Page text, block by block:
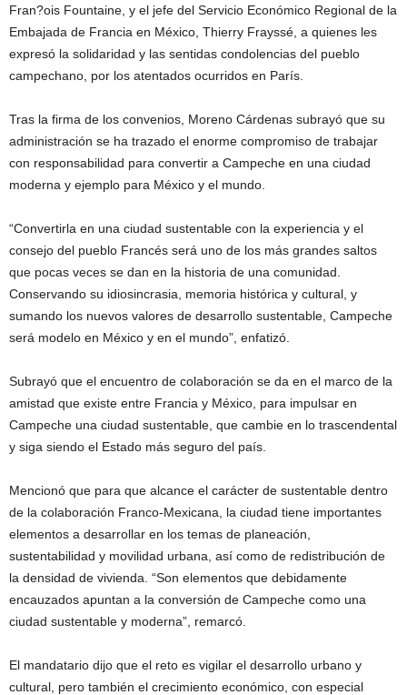
Fran?ois Fountaine, y el jefe del Servicio Económico Regional de la
Embajada de Francia en México, Thierry Frayssé, a quienes les
expresó la solidaridad y las sentidas condolencias del pueblo
campechano, por los atentados ocurridos en París.
Tras la firma de los convenios, Moreno Cárdenas subrayó que su
administración se ha trazado el enorme compromiso de trabajar
con responsabilidad para convertir a Campeche en una ciudad
moderna y ejemplo para México y el mundo.
“Convertirla en una ciudad sustentable con la experiencia y el
consejo del pueblo Francés será uno de los más grandes saltos
que pocas veces se dan en la historia de una comunidad.
Conservando su idiosincrasia, memoria histórica y cultural, y
sumando los nuevos valores de desarrollo sustentable, Campeche
será modelo en México y en el mundo”, enfatizó.
Subrayó que el encuentro de colaboración se da en el marco de la
amistad que existe entre Francia y México, para impulsar en
Campeche una ciudad sustentable, que cambie en lo trascendental
y siga siendo el Estado más seguro del país.
Mencionó que para que alcance el carácter de sustentable dentro
de la colaboración Franco-Mexicana, la ciudad tiene importantes
elementos a desarrollar en los temas de planeación,
sustentabilidad y movilidad urbana, así como de redistribución de
la densidad de vivienda. “Son elementos que debidamente
encauzados apuntan a la conversión de Campeche como una
ciudad sustentable y moderna”, remarcó.
El mandatario dijo que el reto es vigilar el desarrollo urbano y
cultural, pero también el crecimiento económico, con especial